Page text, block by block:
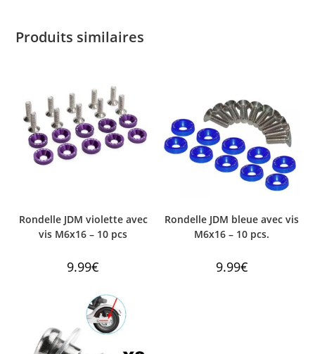
Produits similaires
Rondelle JDM violette avec
vis M6x16 – 10 pcs
9.99€
Rondelle JDM bleue avec vis
M6x16 – 10 pcs.
9.99€